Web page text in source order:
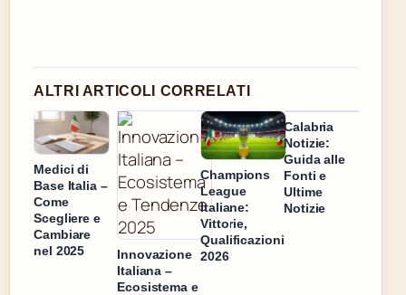
ALTRI ARTICOLI CORRELATI
Medici di
Base Italia –
Come
Scegliere e
Cambiare
nel 2025
Innovazione
Italiana –
Ecosistema e
Champions
League
Italiane:
Vittorie,
Qualificazioni
2026
Calabria
Notizie:
Guida alle
Fonti e
Ultime
Notizie